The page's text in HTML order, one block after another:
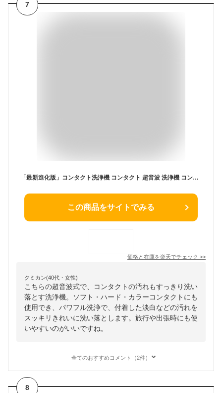
7
「最新進化版」コンタクト洗浄機 コンタクト 超音波 洗浄機 コンタクトレンズ 洗浄機 コンタクト 洗浄器 レンズケース ソフト ハード カラコン 超音波洗浄機 USB充電式 自動 花粉除去 蛋白除去 小型 旅行 出張
この商品をサイトでみる
価格と在庫を楽天でチェック >>
クミカン(40代・女性)
こちらの超音波式で、コンタクトの汚れもすっきり洗い
落とす洗浄機。ソフト・ハード・カラーコンタクトにも
使用でき、パワフル洗浄で、付着した淡白などの汚れを
スッキリきれいに洗い落とします。旅行や出張時にも使
いやすいのがいいですね。
全てのおすすめコメント（2件）
8